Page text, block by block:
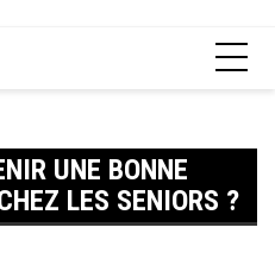
UNE BONNE
LES SENIORS ?